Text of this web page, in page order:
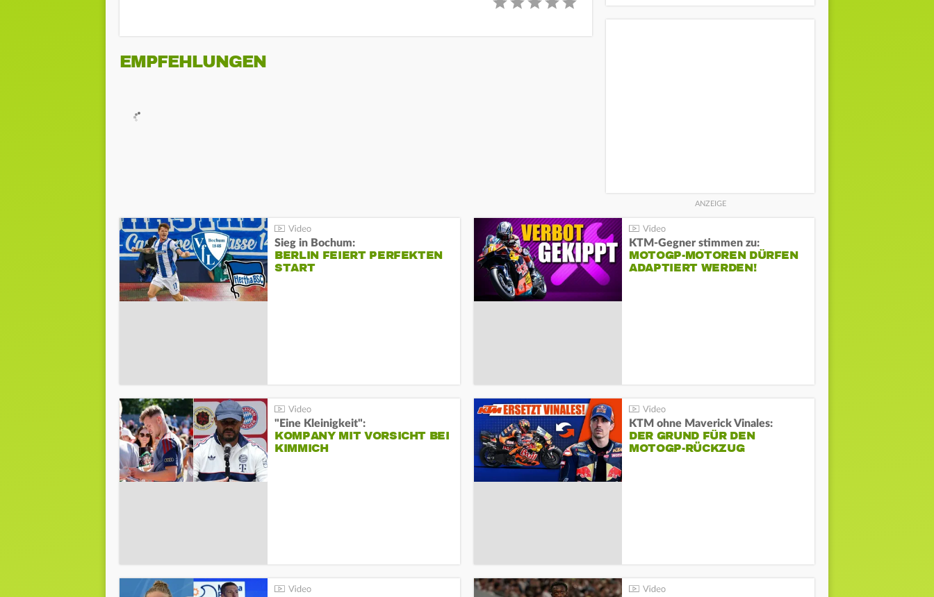
EMPFEHLUNGEN
Sieg in Bochum:
BERLIN FEIERT PERFEKTEN
START
KTM-Gegner stimmen zu:
MOTOGP-MOTOREN DÜRFEN
ADAPTIERT WERDEN!
"Eine Kleinigkeit":
KOMPANY MIT VORSICHT BEI
KIMMICH
KTM ohne Maverick Vinales:
DER GRUND FÜR DEN
MOTOGP-RÜCKZUG